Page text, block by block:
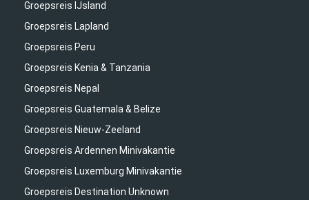
Groepsreis IJsland
Groepsreis Lapland
Groepsreis Peru
Groepsreis Kenia & Tanzania
Groepsreis Nepal
Groepsreis Guatemala & Belize
Groepsreis Nieuw-Zeeland
Groepsreis Ardennen Minivakantie
Groepsreis Luxemburg Minivakantie
Groepsreis Destination Unknown